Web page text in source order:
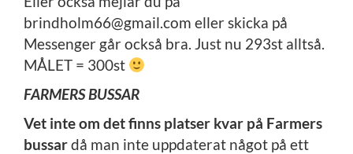
brindholm66@gmail.com eller skicka på
Messenger går också bra. Just nu 293st alltså.
MÅLET = 300st
FARMERS BUSSAR
Vet inte om det finns platser kvar på Farmers
bussardå man inte uppdaterat något på ett